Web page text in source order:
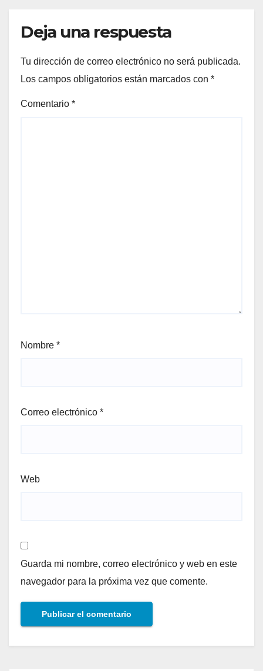
Deja una respuesta
Tu dirección de correo electrónico no será publicada.
Los campos obligatorios están marcados con *
Comentario *
Nombre *
Correo electrónico *
Web
Guarda mi nombre, correo electrónico y web en este
navegador para la próxima vez que comente.